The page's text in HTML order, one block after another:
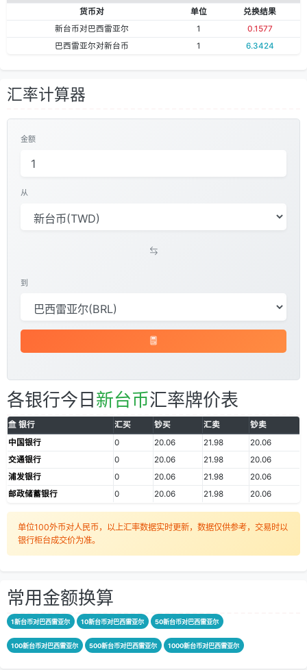
货币对
单位
兑换结果
新台币对巴西雷亚尔
1
0.1577
巴西雷亚尔对新台币
1 6.3424
汇率计算器
金额
从
到
各银行今日 新台币汇率牌价表
银行 汇买 钞买 汇卖
钞卖
中国银行
0 20.06 21.98
20.06
交通银行
0 20.06 21.98
20.06
浦发银行
0 20.06 21.98
20.06
邮政储蓄银行
0 20.06 21.98 20.06
单位100外币对人民币，以上汇率数据实时更新，数据仅供参考，交易时以
银行柜台成交价为准。
常用金额换算
1新台币对巴西雷亚尔 10新台币对巴西雷亚尔 50新台币对巴西雷亚尔
100新台币对巴西雷亚尔 500新台币对巴西雷亚尔 1000新台币对巴西雷亚尔